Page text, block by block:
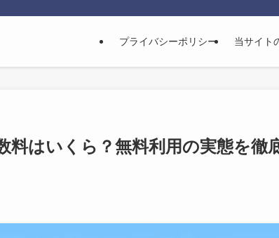
プライバシーポリシー 当サイト
料はいくら？無料利用の実態を徹